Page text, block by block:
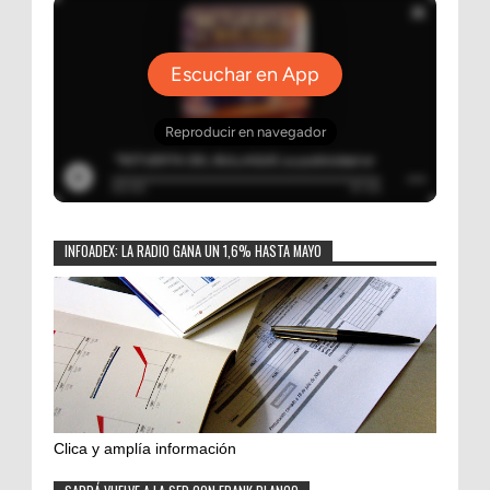
INFOADEX: LA RADIO GANA UN 1,6% HASTA MAYO
Clica y amplía información